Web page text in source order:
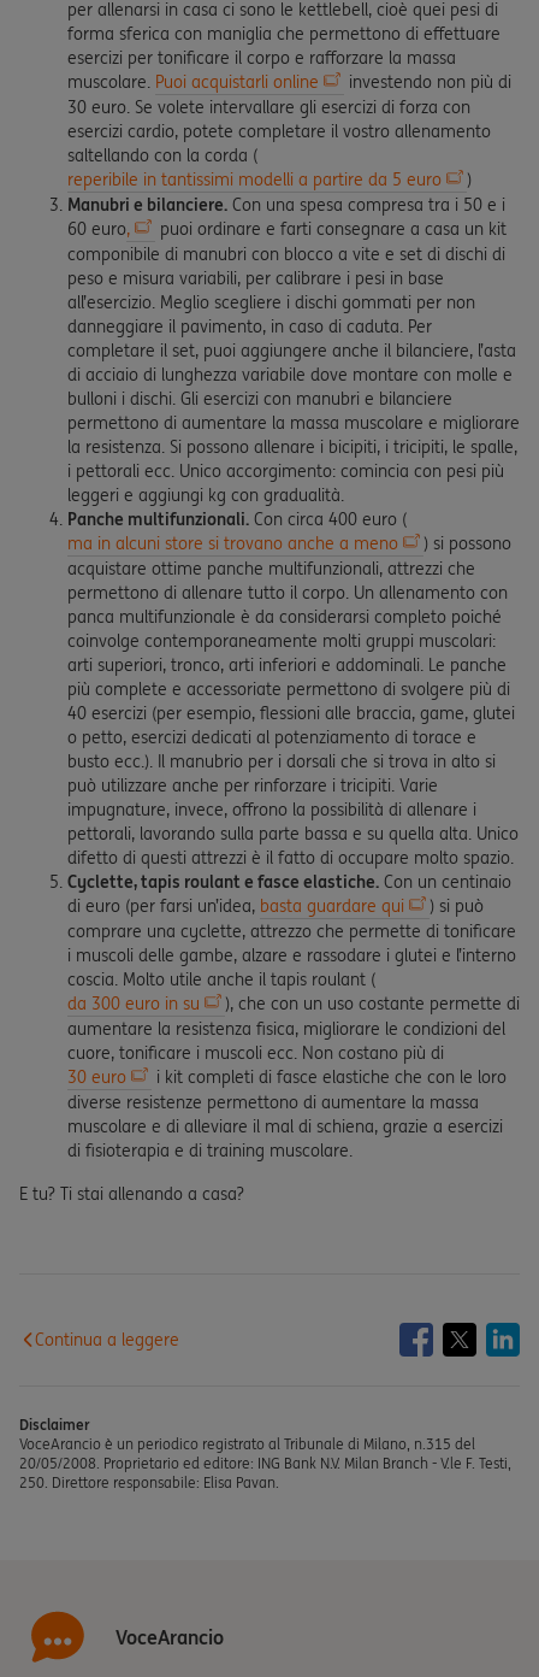
per allenarsi in casa ci sono le kettlebell, cioè quei pesi di
forma sferica con maniglia che permettono di effettuare
esercizi per tonificare il corpo e rafforzare la massa
muscolare. Puoi acquistarli online
investendo non più di
30 euro. Se volete intervallare gli esercizi di forza con
esercizi cardio, potete completare il vostro allenamento
saltellando con la corda (
reperibile in tantissimi modelli a partire da 5 euro
)
Manubri e bilanciere. Con una spesa compresa tra i 50 e i
60 euro,
puoi ordinare e farti consegnare a casa un kit
componibile di manubri con blocco a vite e set di dischi di
peso e misura variabili, per calibrare i pesi in base
all’esercizio. Meglio scegliere i dischi gommati per non
danneggiare il pavimento, in caso di caduta. Per
completare il set, puoi aggiungere anche il bilanciere, l’asta
di acciaio di lunghezza variabile dove montare con molle e
bulloni i dischi. Gli esercizi con manubri e bilanciere
permettono di aumentare la massa muscolare e migliorare
la resistenza. Si possono allenare i bicipiti, i tricipiti, le spalle,
i pettorali ecc. Unico accorgimento: comincia con pesi più
leggeri e aggiungi kg con gradualità.
Panche multifunzionali. Con circa 400 euro (
ma in alcuni store si trovano anche a meno
) si possono
acquistare ottime panche multifunzionali, attrezzi che
permettono di allenare tutto il corpo. Un allenamento con
panca multifunzionale è da considerarsi completo poiché
coinvolge contemporaneamente molti gruppi muscolari:
arti superiori, tronco, arti inferiori e addominali. Le panche
più complete e accessoriate permettono di svolgere più di
40 esercizi (per esempio, flessioni alle braccia, game, glutei
o petto, esercizi dedicati al potenziamento di torace e
busto ecc.). Il manubrio per i dorsali che si trova in alto si
può utilizzare anche per rinforzare i tricipiti. Varie
impugnature, invece, offrono la possibilità di allenare i
pettorali, lavorando sulla parte bassa e su quella alta. Unico
difetto di questi attrezzi è il fatto di occupare molto spazio.
Cyclette, tapis roulant e fasce elastiche. Con un centinaio
di euro (per farsi un’idea, basta guardare qui
) si può
comprare una cyclette, attrezzo che permette di tonificare
i muscoli delle gambe, alzare e rassodare i glutei e l’interno
coscia. Molto utile anche il tapis roulant (
da 300 euro in su
), che con un uso costante permette di
aumentare la resistenza fisica, migliorare le condizioni del
cuore, tonificare i muscoli ecc. Non costano più di
30 euro
i kit completi di fasce elastiche che con le loro
diverse resistenze permettono di aumentare la massa
muscolare e di alleviare il mal di schiena, grazie a esercizi
di fisioterapia e di training muscolare.
E tu? Ti stai allenando a casa?
Continua a leggere
Disclaimer
VoceArancio è un periodico registrato al Tribunale di Milano, n.315 del
20/05/2008. Proprietario ed editore: ING Bank N.V. Milan Branch - V.le F. Testi,
250. Direttore responsabile: Elisa Pavan.
VoceArancio